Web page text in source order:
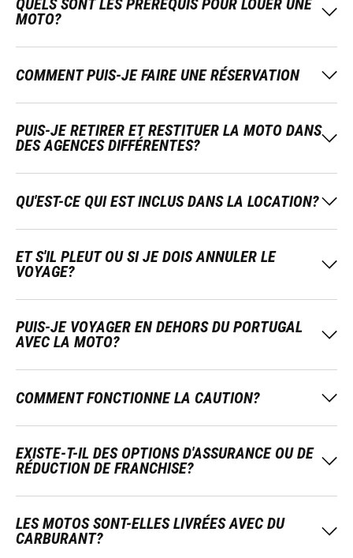
QUELS SONT LES PRÉREQUIS POUR LOUER UNE
MOTO?
COMMENT PUIS-JE FAIRE UNE RÉSERVATION
PUIS-JE RETIRER ET RESTITUER LA MOTO DANS
DES AGENCES DIFFÉRENTES?
QU'EST-CE QUI EST INCLUS DANS LA LOCATION?
ET S'IL PLEUT OU SI JE DOIS ANNULER LE
VOYAGE?
PUIS-JE VOYAGER EN DEHORS DU PORTUGAL
AVEC LA MOTO?
COMMENT FONCTIONNE LA CAUTION?
EXISTE-T-IL DES OPTIONS D'ASSURANCE OU DE
RÉDUCTION DE FRANCHISE?
LES MOTOS SONT-ELLES LIVRÉES AVEC DU
CARBURANT?